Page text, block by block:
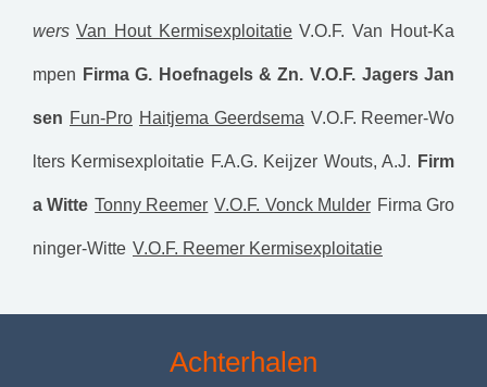
wers Van Hout Kermisexploitatie V.O.F. Van Hout-Ka
mpen Firma G. Hoefnagels & Zn. V.O.F. Jagers Jan
sen Fun-Pro Haitjema Geerdsema V.O.F. Reemer-Wo
lters Kermisexploitatie F.A.G. Keijzer Wouts, A.J. Firm
a Witte Tonny Reemer V.O.F. Vonck Mulder Firma Gro
ninger-Witte V.O.F. Reemer Kermisexploitatie
Achterhalen